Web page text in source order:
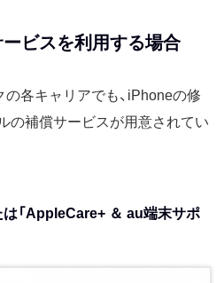
ビスを利用する場合
の各キャリアでも、iPhoneの修
の補償サービスが用意されてい
は「AppleCare+ ＆ au端末サポ